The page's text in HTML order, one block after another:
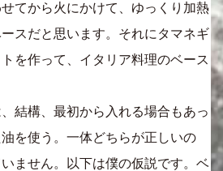
てから火にかけて、ゆっくり加熱
スだと思います。それにタマネギ
を作って、イタリア料理のベース
結構、最初から入れる場合もあっ
を使う。一体どちらが正しいの
ません。以下は僕の仮説です。ベ